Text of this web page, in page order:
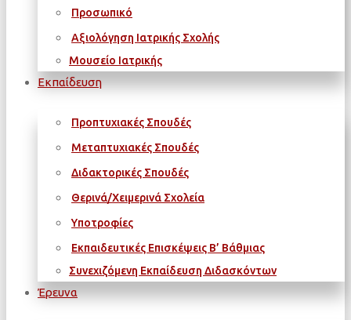
Προσωπικό
Αξιολόγηση Ιατρικής Σχολής
Μουσείο Ιατρικής
Εκπαίδευση
Προπτυχιακές Σπουδές
Μεταπτυχιακές Σπουδές
Διδακτορικές Σπουδές
Θερινά/Χειμερινά Σχολεία
Υποτροφίες
Εκπαιδευτικές Επισκέψεις Β’ Βάθμιας
Συνεχιζόμενη Εκπαίδευση Διδασκόντων
Έρευνα